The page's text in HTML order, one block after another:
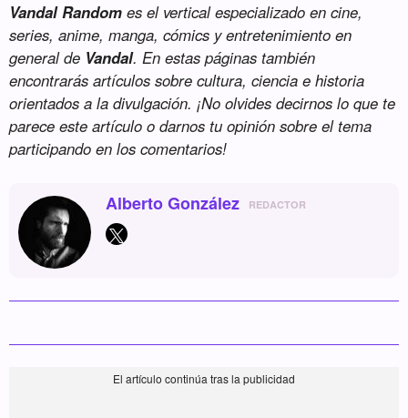
Vandal Random es el vertical especializado en cine,
series, anime, manga, cómics y entretenimiento en
general de Vandal. En estas páginas también
encontrarás artículos sobre cultura, ciencia e historia
orientados a la divulgación. ¡No olvides decirnos lo que te
parece este artículo o darnos tu opinión sobre el tema
participando en los comentarios!
Alberto González REDACTOR